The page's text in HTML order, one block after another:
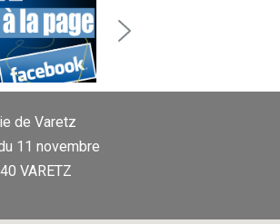
de Varetz
11 novembre
VARETZ